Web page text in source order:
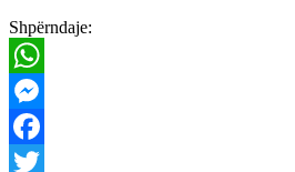
Shpërndaje:
WhatsApp
Messenger
Facebook